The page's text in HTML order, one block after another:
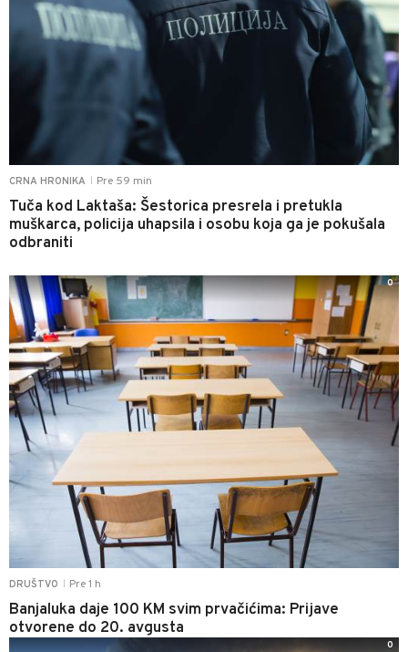
CRNA HRONIKA Pre 59 min
Tuča kod Laktaša: Šestorica presrela i pretukla
muškarca, policija uhapsila i osobu koja ga je pokušala
odbraniti
DRUŠTVO Pre 1 h
Banjaluka daje 100 KM svim prvačićima: Prijave
otvorene do 20. avgusta
0
0